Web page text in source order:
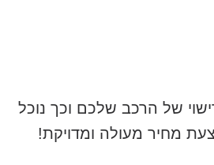
של הרכב שלכם וכך נוכל
מחיר מעולה ומדויקת!